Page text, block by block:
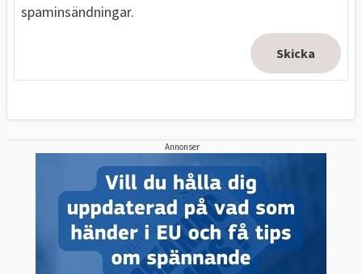
spaminsändningar.
Annonser